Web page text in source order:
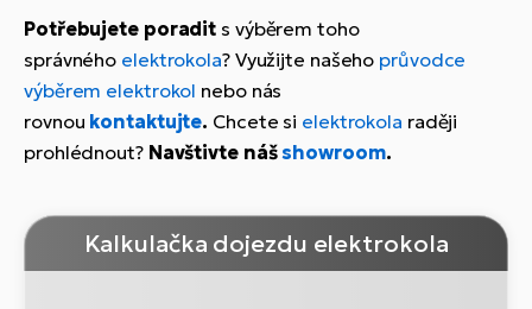
Potřebujete poradit s výběrem toho
správného elektrokola? Využijte našeho průvodce
výběrem elektrokol nebo nás
rovnou kontaktujte. Chcete si elektrokola raději
prohlédnout? Navštivte nášshowroom.
Kalkulačka dojezdu elektrokola